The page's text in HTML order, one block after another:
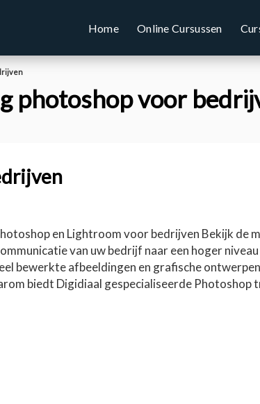
Home Online Cursussen
photoshop voor
en Lightroom voor bedrijven Bekijk
van uw bedrijf naar een hoger
bewerkte afbeeldingen en grafische
biedt Digidiaal gespecialiseerde